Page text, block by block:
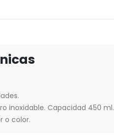
inoxidable. Capacidad 450 ml.
o color.